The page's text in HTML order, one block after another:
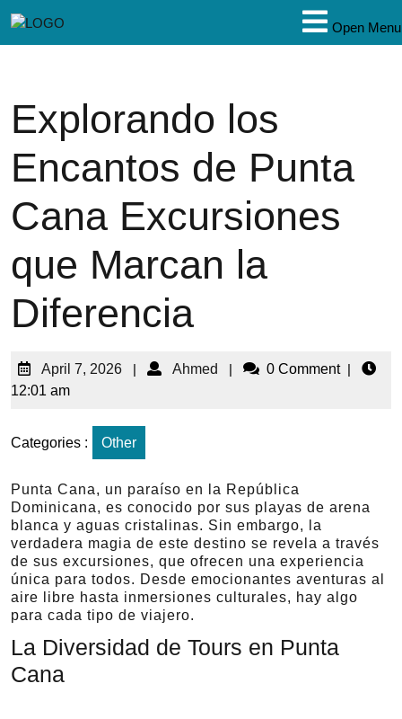
Open Menu
Explorando los
Encantos de Punta
Cana Excursiones
que Marcan la
Diferencia
April 7, 2026 | Ahmed | 0 Comment |
12:01 am
Categories : Other
Punta Cana, un paraíso en la República
Dominicana, es conocido por sus playas de arena
blanca y aguas cristalinas. Sin embargo, la
verdadera magia de este destino se revela a través
de sus excursiones, que ofrecen una experiencia
única para todos. Desde emocionantes aventuras al
aire libre hasta inmersiones culturales, hay algo
para cada tipo de viajero.
La Diversidad de Tours en Punta
Cana